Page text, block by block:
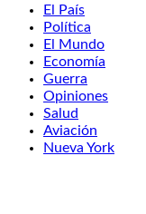
El País
Política
El Mundo
Economía
Guerra
Opiniones
Salud
Aviación
Nueva York